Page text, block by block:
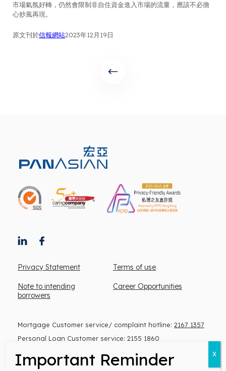
市場氣氛好轉，仍然會限制非自住資金進入市場的流量，應該不必擔
心炒風再現。
原文刊於信報網站2023年12月19日
Mortgage Customer service/ complaint hotline: 2167 1357
Personal Loan Customer service: 2155 1860
(Monday to Friday, 9 am – 6 pm)
Privacy Statement Terms of use
Note to intending
borrowers
Career Opportunities